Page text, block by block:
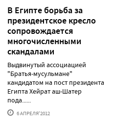
В Египте борьба за
президентское кресло
сопровождается
многочисленными
скандалами
Выдвинутый ассоциацией
"Братья-мусульмане"
кандидатом на пост президента
Египта Хейрат аш-Шатер
пода......
6 АПРЕЛЯ'2012